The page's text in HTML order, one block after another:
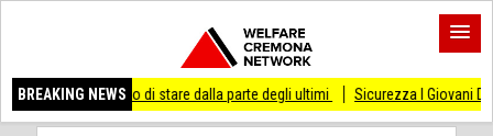
BREAKING NEWS
di stare dalla parte degli ultimi Sicurezza I Giovani Democratici